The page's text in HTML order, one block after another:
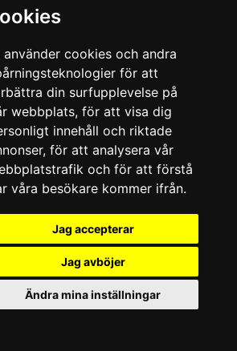
använder cookies och andra
för att
din surfupplevelse på
webbplats, för att visa dig
innehåll och riktade
för att analysera vår
och för att förstå
våra besökare kommer ifrån.
Jag accepterar
Jag avböjer
Ändra mina inställningar